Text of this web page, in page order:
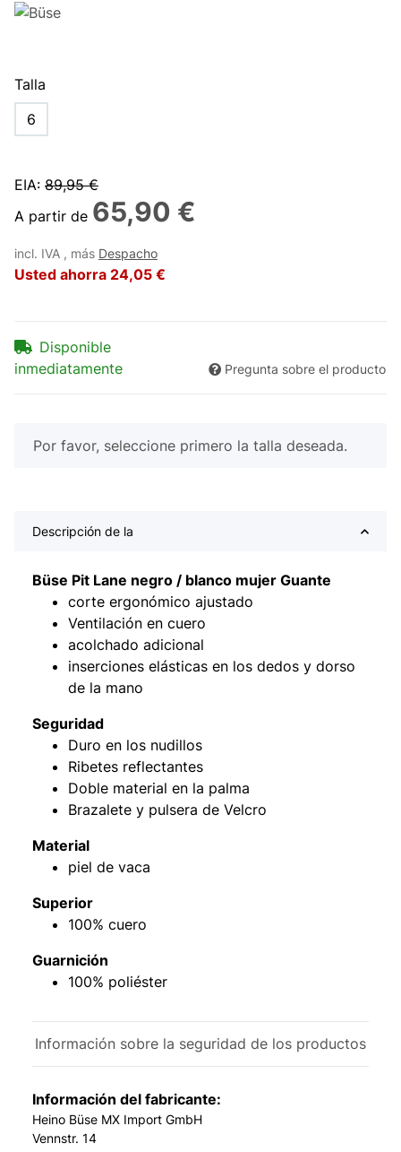
Talla
6
EIA: 89,95 €
A partir de 65,90 €
incl. IVA , más Despacho
Usted ahorra 24,05 €
Disponible
inmediatamente
Pregunta sobre el producto
x
Por favor, seleccione primero la talla deseada.
Descripción de la
Büse Pit Lane negro / blanco mujer Guante
corte ergonómico ajustado
Ventilación en cuero
acolchado adicional
inserciones elásticas en los dedos y dorso
de la mano
Seguridad
Duro en los nudillos
Ribetes reflectantes
Doble material en la palma
Brazalete y pulsera de Velcro
Material
piel de vaca
Superior
100% cuero
Guarnición
100% poliéster
Información sobre la seguridad de los productos
Información del fabricante:
Heino Büse MX Import GmbH
Vennstr. 14